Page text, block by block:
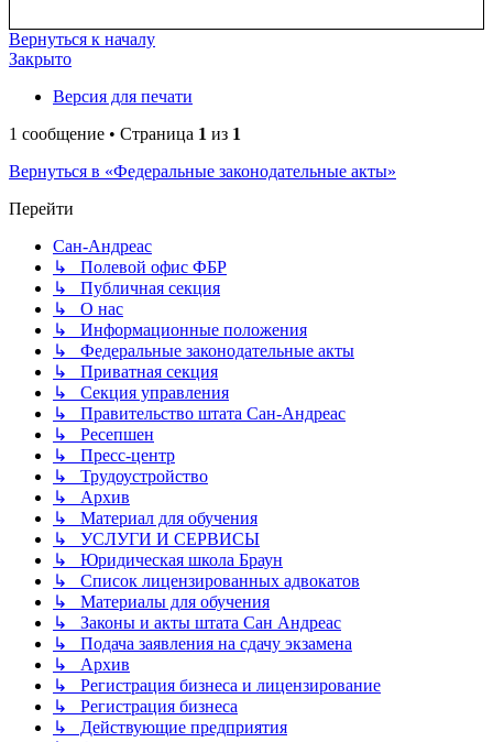
Вернуться к началу
Закрыто
Версия для печати
1 сообщение • Страница 1 из 1
Вернуться в «Федеральные законодательные акты»
Перейти
Сан-Андреас
↳ Полевой офис ФБР
↳ Публичная секция
↳ О нас
↳ Информационные положения
↳ Федеральные законодательные акты
↳ Приватная секция
↳ Секция управления
↳ Правительство штата Сан-Андреас
↳ Ресепшен
↳ Пресс-центр
↳ Трудоустройство
↳ Архив
↳ Материал для обучения
↳ УСЛУГИ И СЕРВИСЫ
↳ Юридическая школа Браун
↳ Список лицензированных адвокатов
↳ Материалы для обучения
↳ Законы и акты штата Сан Андреас
↳ Подача заявления на сдачу экзамена
↳ Архив
↳ Регистрация бизнеса и лицензирование
↳ Регистрация бизнеса
↳ Действующие предприятия